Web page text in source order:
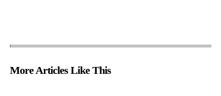
More Articles Like This